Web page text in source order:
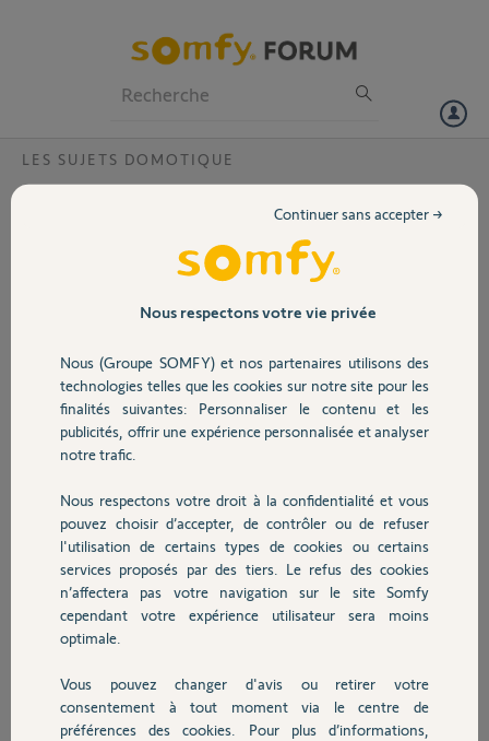
Volet
Sécurité
Domotique
Chauffage
Autres produits
Devis avec un pro
LES SUJETS DOMOTIQUE
Problème de connexion des appareils sur
Je n'arrive pas à connecter mes volets roulants, mon portail et ma
porte de garage sur ma Tohoma
Merci,
Alain P.
il y a plus de 4 ans
Participer au fil de discussion
Réponses
Bonjour Alain,
Il va nous falloir un peu plus de détail afin de pouvoir vous aider.
de quel modèle de tahoma parlons nous?
pouvez vous me communiquer le code pin de votre Tahoma.
Bonne journée.
Nous respectons votre vie privée
Nous (Groupe SOMFY) et nos partenaires utilisons des
technologies telles que les cookies sur notre site pour les
finalités suivantes: Personnaliser le contenu et les
publicités, offrir une expérience personnalisée et analyser
notre trafic.
Nous respectons votre droit à la confidentialité et vous
pouvez choisir d’accepter, de contrôler ou de refuser
l'utilisation de certains types de cookies ou certains
services proposés par des tiers. Le refus des cookies
n’affectera pas votre navigation sur le site Somfy
cependant votre expérience utilisateur sera moins
optimale.
Vous pouvez changer d'avis ou retirer votre
consentement à tout moment via le centre de
préférences des cookies. Pour plus d’informations,
Continuer sans accepter →